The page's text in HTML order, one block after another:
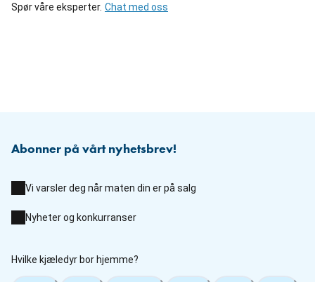
Spør våre eksperter. Chat med oss
Abonner på vårt nyhetsbrev!
Vi varsler deg når maten din er på salg
Nyheter og konkurranser
Hvilke kjæledyr bor hjemme?